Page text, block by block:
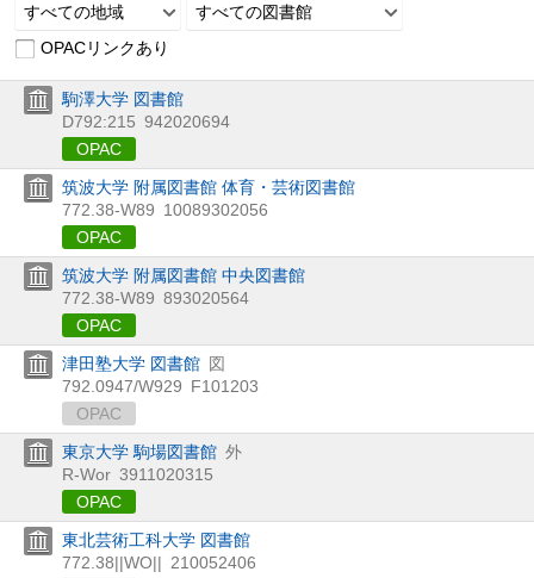
すべての地域
すべての図書館
OPACリンクあり
駒澤大学 図書館
D792:215 942020694
OPAC
筑波大学 附属図書館 体育・芸術図書館
772.38-W89 10089302056
OPAC
筑波大学 附属図書館 中央図書館
772.38-W89 893020564
OPAC
津田塾大学 図書館 図
792.0947/W929 F101203
OPAC
東京大学 駒場図書館 外
R-Wor 3911020315
OPAC
東北芸術工科大学 図書館
772.38||WO|| 210052406